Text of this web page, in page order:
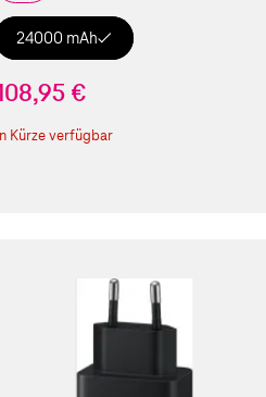
24000 mAh
€
Kürze verfügbar